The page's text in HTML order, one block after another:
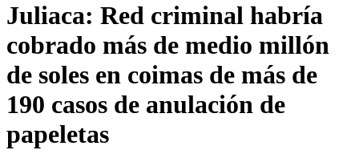
Juliaca: Red criminal habría
cobrado más de medio millón
de soles en coimas de más de
190 casos de anulación de
papeletas